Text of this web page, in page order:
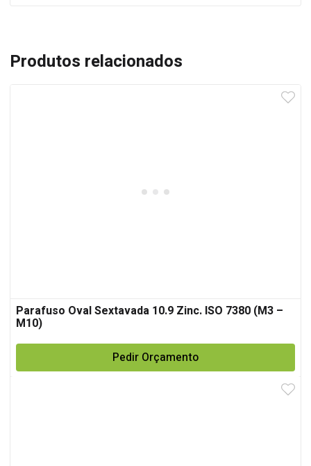
Produtos relacionados
Parafuso Oval Sextavada 10.9 Zinc. ISO 7380 (M3 –
M10)
Pedir Orçamento